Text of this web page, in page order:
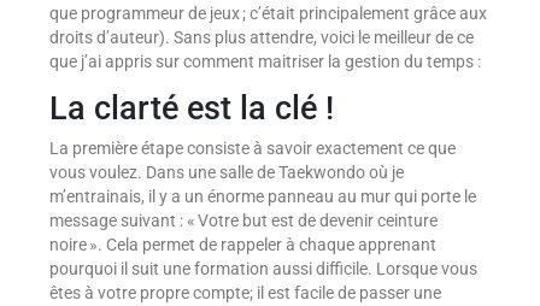
que programmeur de jeux ; c’était principalement grâce aux
droits d’auteur). Sans plus attendre, voici le meilleur de ce
que j’ai appris sur comment maitriser la gestion du temps :
La clarté est la clé !
La première étape consiste à savoir exactement ce que
vous voulez. Dans une salle de Taekwondo où je
m’entrainais, il y a un énorme panneau au mur qui porte le
message suivant : « Votre but est de devenir ceinture
noire ». Cela permet de rappeler à chaque apprenant
pourquoi il suit une formation aussi difficile. Lorsque vous
êtes à votre propre compte; il est facile de passer une